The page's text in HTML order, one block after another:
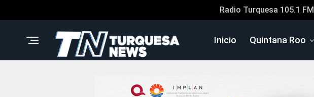
Radio Turquesa 105.1 FM
Inicio Quintana Roo